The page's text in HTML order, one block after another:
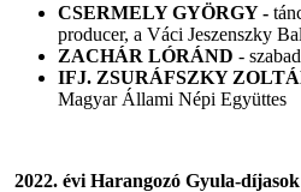
CSERMELY GYÖRGY -
producer, a Váci Jeszenszky
ZACHÁR LÓRÁND -
IFJ. ZSURÁFSZKY
Magyar Állami Népi Együttes
2022. évi Harangozó Gyula-díjasok